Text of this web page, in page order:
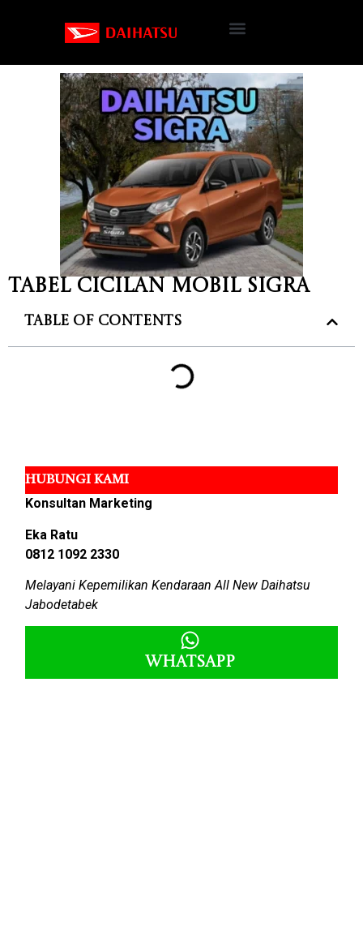
Tabel cicilan mobil Sigra
Table of Contents
HUBUNGI KAMI
Konsultan Marketing
Eka Ratu
0812 1092 2330
Melayani Kepemilikan Kendaraan All New Daihatsu
Jabodetabek
Whatsapp